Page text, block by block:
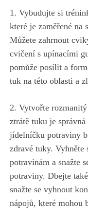
1. Vybudujte⁤ si
které je zaměřené na​
Můžete zahrnout
‌cvičení⁢ s upínacími
⁤pomůže ‍posílit a⁤
tuk na této oblasti ⁢a​
2. Vytvořte
ztrátě tuku je
jídelníčku ⁢potraviny
zdravé ⁢tuky. Vyhněte
potravinám a ⁤snažte⁤
potraviny. ‍Dbejte
snažte‍ se vyhnout
nápojů, které‌ mohou